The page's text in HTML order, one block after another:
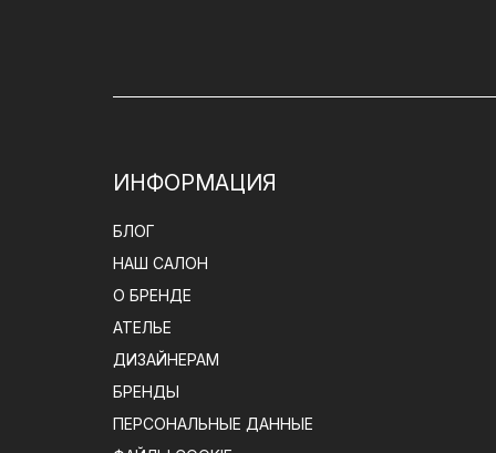
ИНФОРМАЦИЯ
БЛОГ
НАШ САЛОН
О БРЕНДЕ
АТЕЛЬЕ
ДИЗАЙНЕРАМ
БРЕНДЫ
ПЕРСОНАЛЬНЫЕ ДАННЫЕ